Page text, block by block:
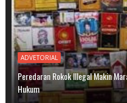
ADVETORIAL
Peredaran Rokok Illegal Makin
Hukum